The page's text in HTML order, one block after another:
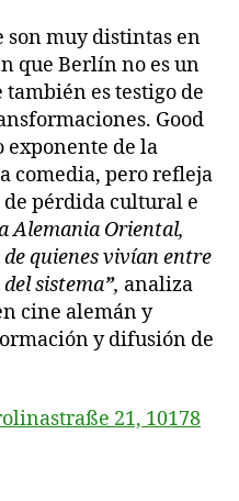
son muy distintas en
que Berlín no es un
es testigo de
Good
exponente de la
comedia, pero refleja
pérdida cultural e
Alemania Oriental,
quienes vivían entre
sistema”, analiza
cine alemán y
y difusión de
21, 10178